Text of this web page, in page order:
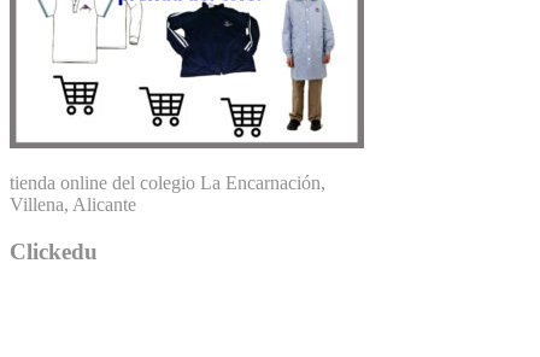
tienda online del colegio La Encarnación,
Villena, Alicante
Clickedu